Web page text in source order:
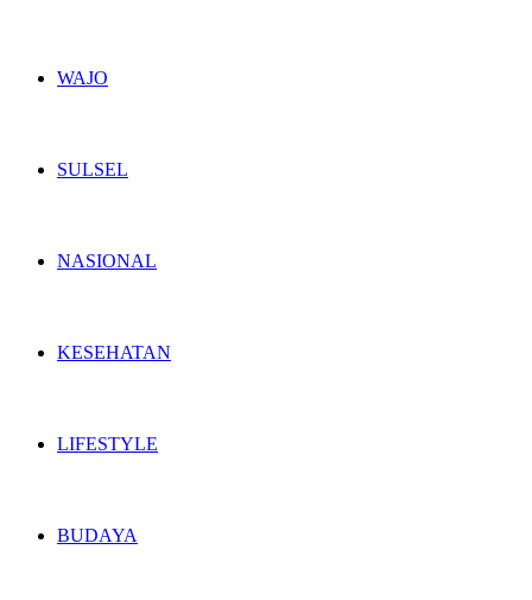
WAJO
SULSEL
NASIONAL
KESEHATAN
LIFESTYLE
BUDAYA